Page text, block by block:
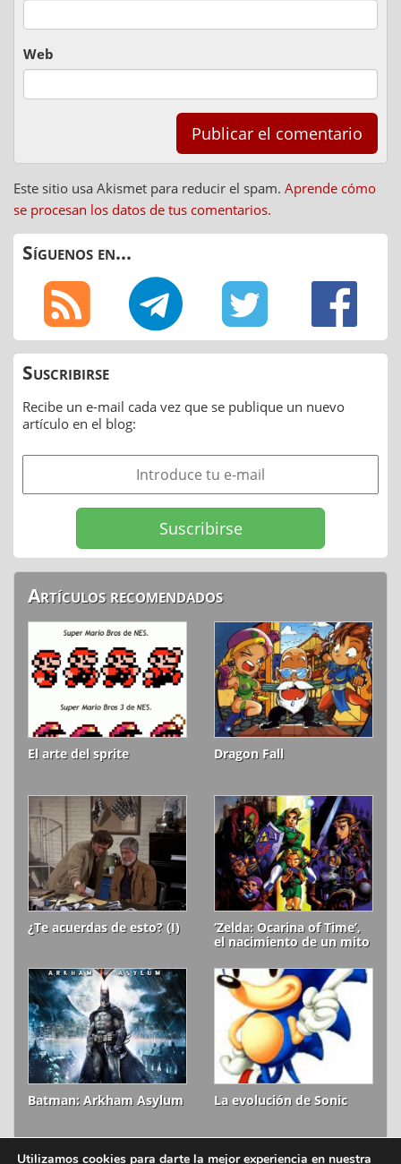
Web
Este sitio usa Akismet para reducir el spam. Aprende cómo
se procesan los datos de tus comentarios.
Síguenos en...
Suscribirse
Recibe un e-mail cada vez que se publique un nuevo
artículo en el blog:
Artículos recomendados
El arte del sprite Dragon Fall
¿Te acuerdas de esto? (I)
‘Zelda: Ocarina of Time’,
el nacimiento de un mito
Batman: Arkham Asylum La evolución de Sonic
Utilizamos cookies para darte la mejor experiencia en nuestra